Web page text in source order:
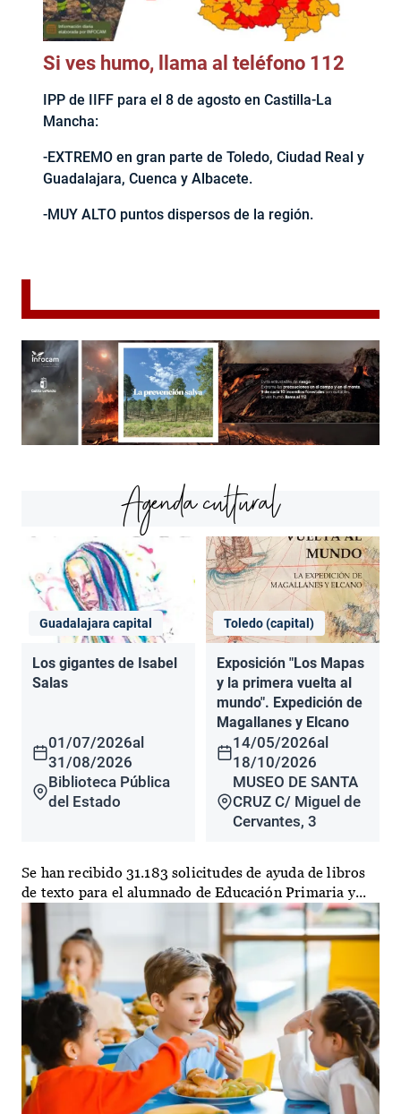
Si ves humo, llama al teléfono 112
IPP de IIFF para el 8 de agosto en Castilla-La
Mancha:
-EXTREMO en gran parte de Toledo, Ciudad Real y
Guadalajara, Cuenca y Albacete.
-MUY ALTO puntos dispersos de la región.
Agenda cultural
Guadalajara capital
Los gigantes de Isabel
Salas
01/07/2026al
31/08/2026
Biblioteca Pública
del Estado
Toledo (capital)
Exposición "Los Mapas
y la primera vuelta al
mundo". Expedición de
Magallanes y Elcano
14/05/2026al
18/10/2026
MUSEO DE SANTA
CRUZ C/ Miguel de
Cervantes, 3
Se han recibido 31.183 solicitudes de ayuda de libros
de texto para el alumnado de Educación Primaria y...